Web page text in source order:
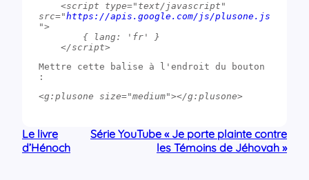
<script type="text/javascript"
src="https://apis.google.com/js/plusone.js
">
        { lang: 'fr' }
    </script>
Mettre cette balise à l'endroit du bouton
:
<g:plusone size="medium"></g:plusone>
Le livre
d’Hénoch
Série YouTube « Je porte plainte contre
les Témoins de Jéhovah »